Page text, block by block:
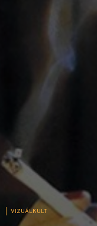
VIZUÁLKULT